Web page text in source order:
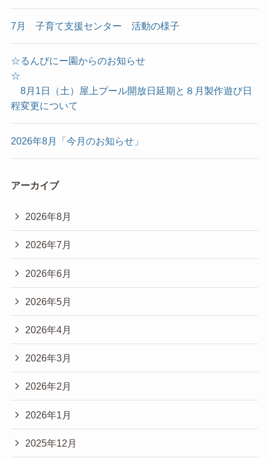
7月 子育て支援センター 活動の様子
☆るんびにー園からのお知らせ
☆
8月1日（土）屋上プール開放日延期と８月製作遊び日
程変更について
2026年8月「今月のお知らせ」
アーカイブ
2026年8月
2026年7月
2026年6月
2026年5月
2026年4月
2026年3月
2026年2月
2026年1月
2025年12月